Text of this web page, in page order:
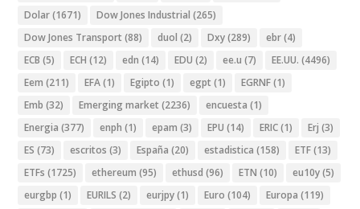
Dolar(1671) Dow Jones Industrial (265)
Dow Jones Transport (88) duol (2) Dxy(289) ebr(4)
ECB (5) ECH (12) edn (14) EDU (2) ee.u (7) EE.UU. (4496)
Eem (211) EFA(1) Egipto (1) egpt (1) EGRNF(1)
Emb (32) Emerging market (2236) encuesta (1)
Energia (377) enph (1) epam (3) EPU (14) ERIC(1) Erj (3)
ES (73) escritos (3) España (20) estadistica (158) ETF(13)
ETFs (1725) ethereum (95) ethusd (96) ETN (10) eu10y(5)
eurgbp (1) EURILS (2) eurjpy(1) Euro (104) Europa (119)